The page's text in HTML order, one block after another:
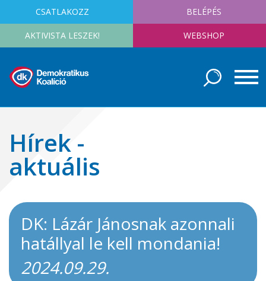
CSATLAKOZZ BELÉPÉS
AKTIVISTA LESZEK! WEBSHOP
Hírek -
aktuális
DK: Lázár Jánosnak azonnali
hatállyal le kell mondania!
2024.09.29.